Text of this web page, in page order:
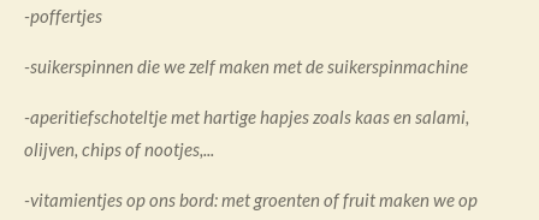
-poffertjes
-suikerspinnen die we zelf maken met de suikerspinmachine
-aperitiefschoteltje met hartige hapjes zoals kaas en salami,
olijven, chips of nootjes,...
-vitamientjes op ons bord: met groenten of fruit maken we op